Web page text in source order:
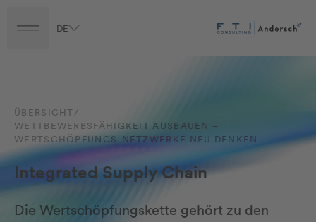
DE
Turnaround Transaction
ÜBERSICHT /
WETTBEWERBSFÄHIGKEIT AUSBAUEN –
WERTSCHÖPFUNGS-NETZWERKE NEU DENKEN
Integrated Supply Chain
Die Wertschöpfungskette gehört zu den
Vorteile